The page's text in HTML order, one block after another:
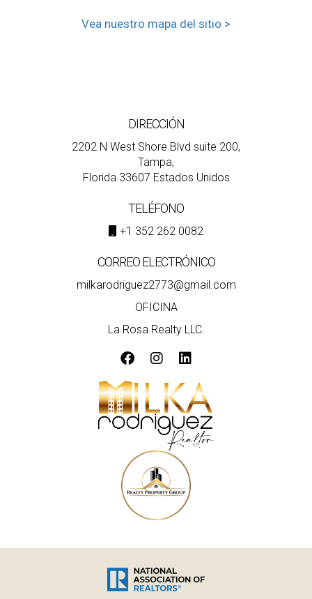
Vea nuestro mapa del sitio >
DIRECCIÓN
2202 N West Shore Blvd suite 200,
Tampa,
Florida 33607 Estados Unidos
TELÉFONO
+1 352 262 0082
CORREO ELECTRÓNICO
milkarodriguez2773@gmail.com
OFICINA
La Rosa Realty LLC.